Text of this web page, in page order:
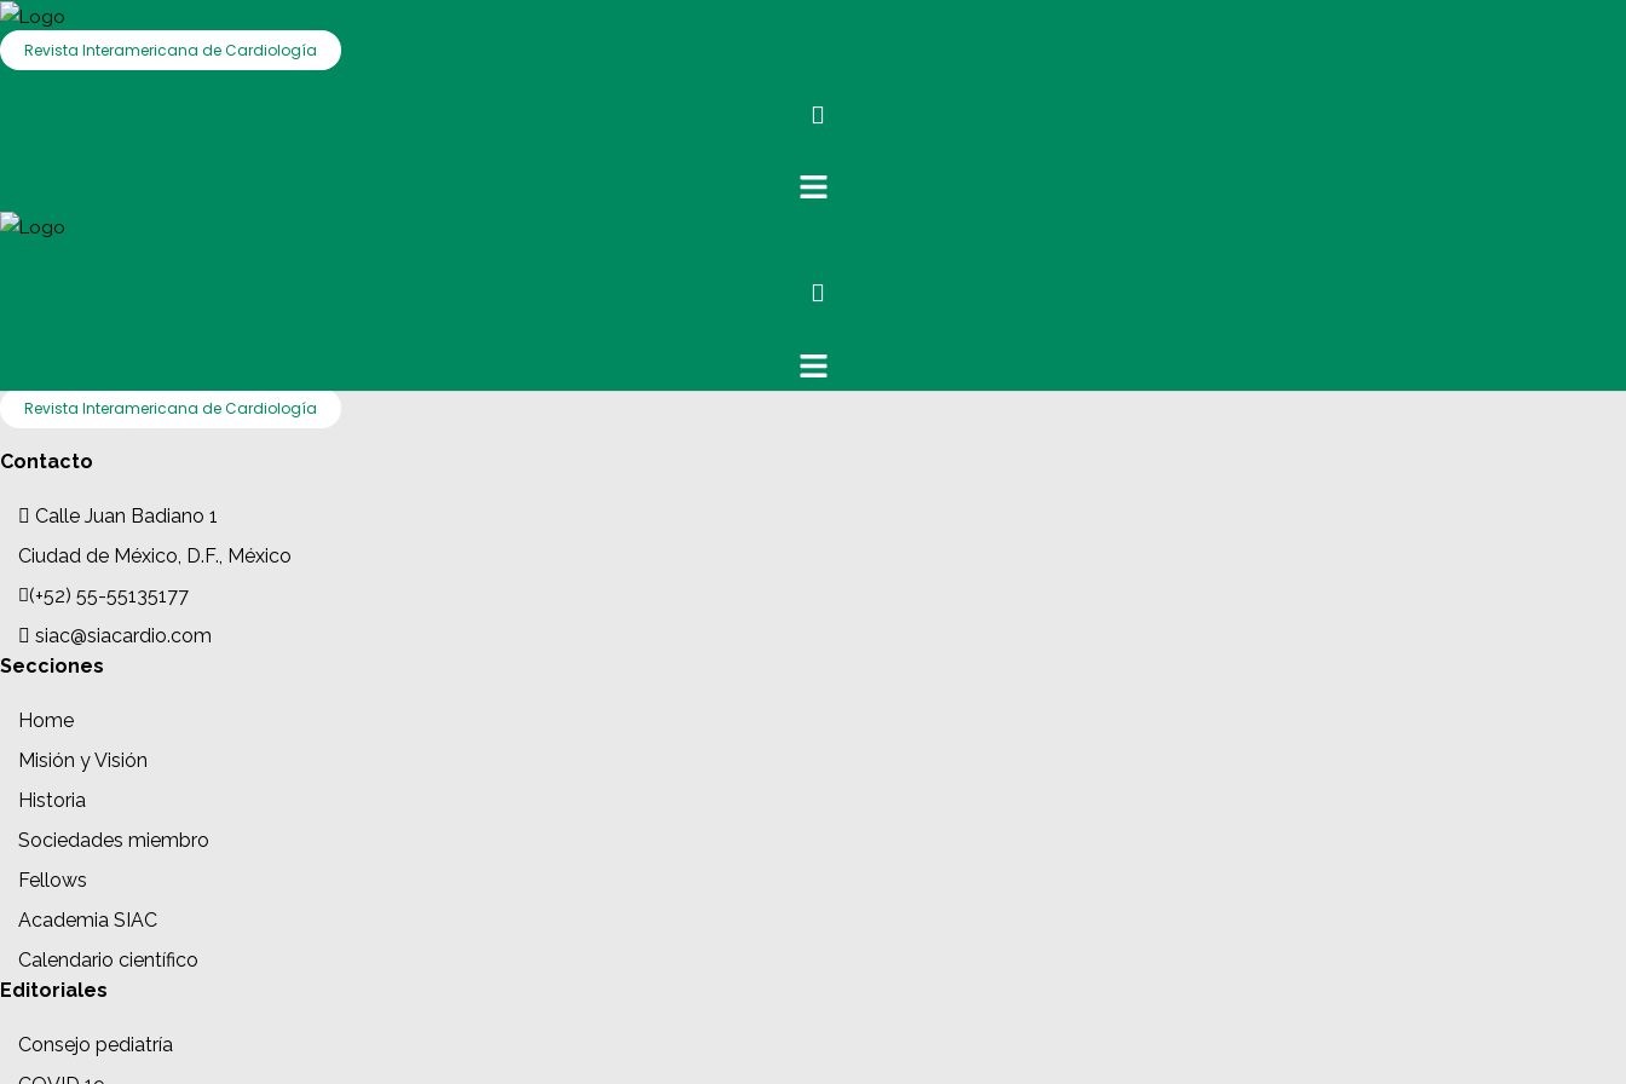
Revista Interamericana de Cardiología
Revista Interamericana de Cardiología
Contacto
Calle Juan Badiano 1
Ciudad de México, D.F., México
(+52) 55-55135177
siac@siacardio.com
Secciones
Home
Misión y Visión
Historia
Sociedades miembro
Fellows
Academia SIAC
Calendario científico
Editoriales
Consejo pediatría